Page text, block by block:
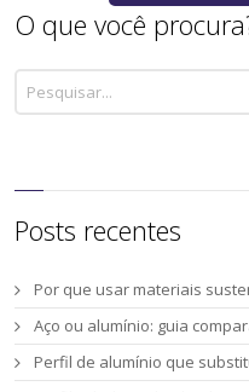
O que você
Posts recentes
Por que usar materiais
Aço ou alumínio: guia
Perfil de alumínio que